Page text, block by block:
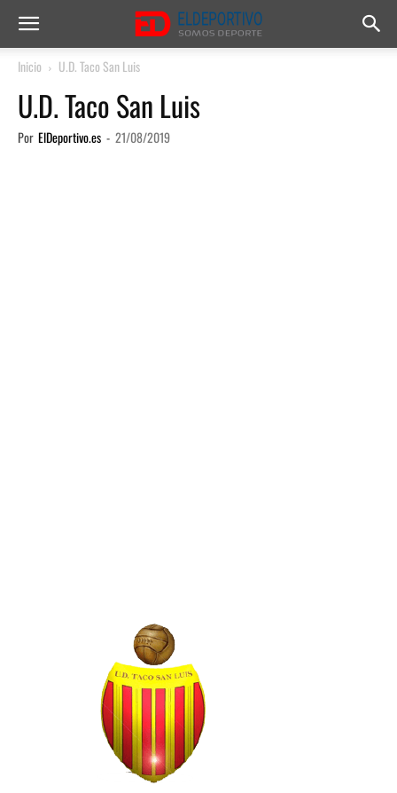
Inicio U.D. Taco San Luis
U.D. Taco San Luis
Por ElDeportivo.es - 21/08/2019